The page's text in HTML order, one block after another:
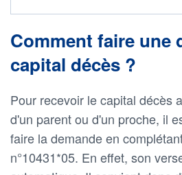
Comment faire une
capital décès ?
Pour recevoir le capital décès
d'un parent ou d'un proche, il
faire la demande en
n°10431*05. En effet, son